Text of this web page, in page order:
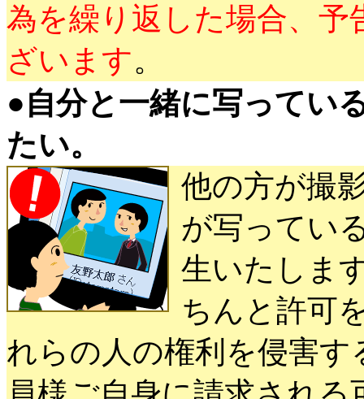
為を繰り返した場合、
ざいます。
●自分と一緒に写ってい
たい。
他の方が撮
が写ってい
生いたしま
ちんと許可
れらの人の権利を侵害